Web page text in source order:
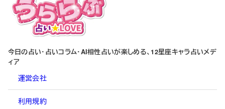
今日の占い・占いコラム・AI相性占いが楽しめる、12星座キャラ占いメデ
ィア
運営会社
利用規約